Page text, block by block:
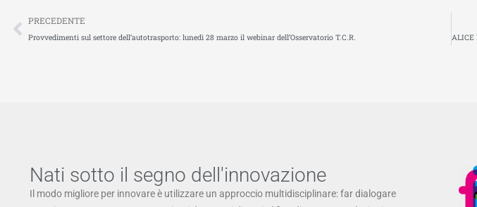
Precedente
PRECEDENTE
Provvedimenti sul settore dell’autotrasporto: lunedì 28 marzo il webinar dell’Osservatorio T.C.R.
Nati sotto il segno dell'innovazione
Il modo migliore per innovare è utilizzare un approccio multidisciplinare: far dialogare